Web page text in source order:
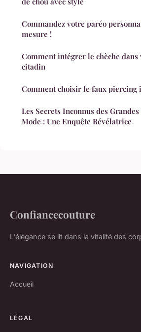
Commandez votre paréo
mesure !
Comment intégrer le chèche dans
citadin
Comment choisir le faux piercing
Les Secrets Inconnus des
Mode : Une Enquête Révélatrice
Confiancecouture
L'élégance se lit dans la vitalité des
NAVIGATION
Accueil
LÉGAL